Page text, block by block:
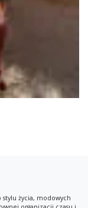
życia, modowych